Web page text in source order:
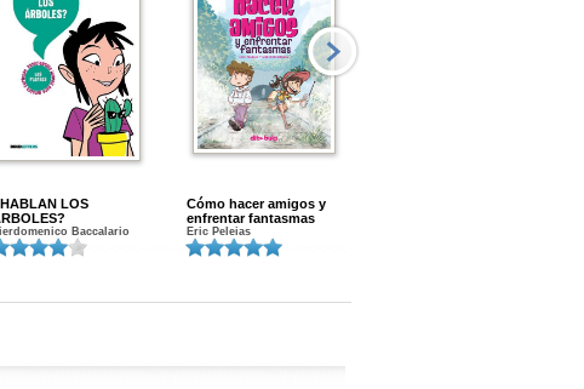
LOS
Baccalario
Cómo hacer amigos y
enfrentar fantasmas
Eric Peleias